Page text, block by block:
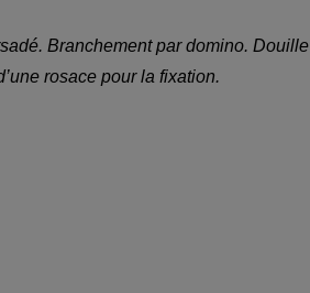
Branchement par domino. Douille
rosace pour la fixation.